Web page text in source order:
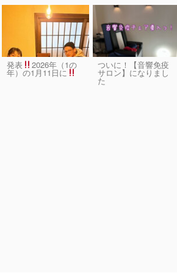
発表 2026年（1の
年）の1月11日に
ついに！【音響免疫
サロン】になりまし
た